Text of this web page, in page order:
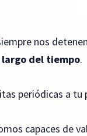
nos
del tiempo.
periódicas a
capaces de